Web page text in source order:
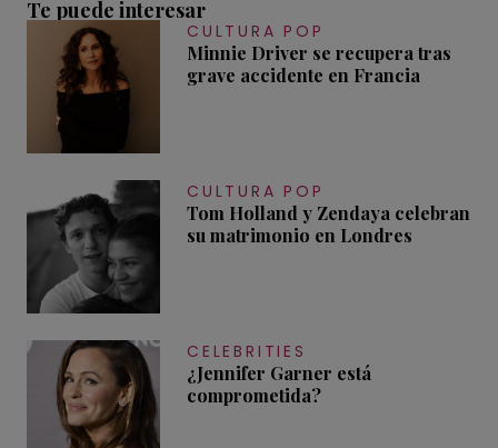
Te puede interesar
CULTURA POP
Minnie Driver se recupera tras
grave accidente en Francia
CULTURA POP
Tom Holland y Zendaya celebran
su matrimonio en Londres
CELEBRITIES
¿Jennifer Garner está
comprometida?